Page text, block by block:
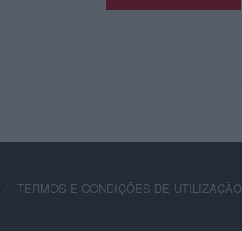
TERMOS E CONDIÇÕES DE UTILIZAÇÃO